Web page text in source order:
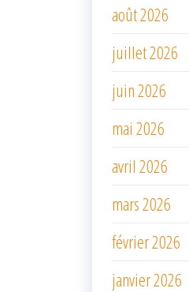
août 2026
juillet 2026
juin 2026
mai 2026
avril 2026
mars 2026
février 2026
janvier 2026